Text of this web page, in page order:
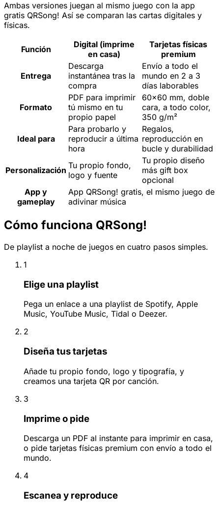
Ambas versiones juegan al mismo juego con la app
gratis QRSong! Así se comparan las cartas digitales y
físicas.
Función
Digital (imprime
en casa)
Tarjetas físicas
premium
Entrega
Descarga
instantánea tras la
compra
Envío a todo el
mundo en 2 a 3
días laborables
Formato
PDF para imprimir
tú mismo en tu
propio papel
60x60 mm, doble
cara, a todo color,
350 g/m²
Ideal para
Para probarlo y
reproducir a última
hora
Regalos,
reproducción en
bucle y durabilidad
Personalización Tu propio fondo,
logo y fuente
Tu propio diseño
más gift box
opcional
App y
gameplay
App QRSong! gratis, el mismo juego de
adivinar música
Cómo funciona QRSong!
De playlist a noche de juegos en cuatro pasos simples.
1
Elige una playlist
Pega un enlace a una playlist de Spotify, Apple
Music, YouTube Music, Tidal o Deezer.
2
Diseña tus tarjetas
Añade tu propio fondo, logo y tipografía, y
creamos una tarjeta QR por canción.
3
Imprime o pide
Descarga un PDF al instante para imprimir en casa,
o pide tarjetas físicas premium con envío a todo el
mundo.
4
Escanea y reproduce